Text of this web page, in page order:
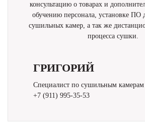
консультацию о товарах и
обучению персонала, установке ПО
сушильных камер, а так же
процесса сушки.
ГРИГОРИЙ
Специалист по сушильным камерам
+7 (911) 995-35-53